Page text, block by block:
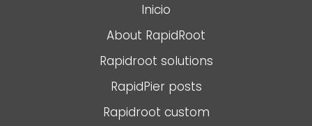
Inicio
About RapidRoot
Rapidroot solutions
RapidPier posts
Rapidroot custom